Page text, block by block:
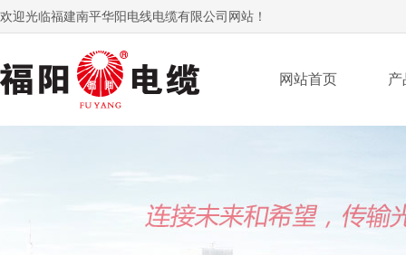
欢迎光临福建南平华阳电线电缆有限公司网站！
网站首页 产